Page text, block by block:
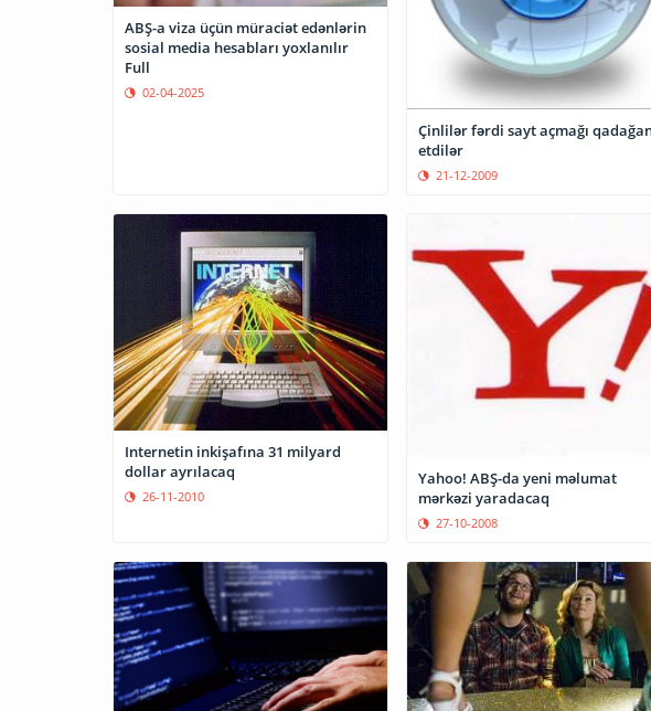
ABŞ-a viza üçün müraciət edənlərin
sosial media hesabları yoxlanılır
Full
02-04-2025
Çinlilər fərdi sayt açmağı qadağan
etdilər
21-12-2009
Internetin inkişafına 31 milyard
dollar ayrılacaq
26-11-2010
Yahoo! ABŞ-da yeni məlumat
mərkəzi yaradacaq
27-10-2008